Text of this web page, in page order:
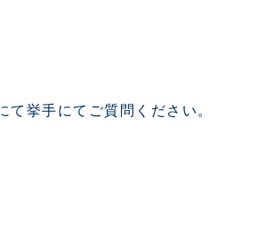
挙手にてご質問ください。